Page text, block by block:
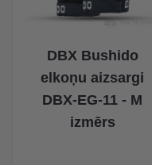
DBX Bushido
elkoņu aizsargi
DBX-EG-11 - M
izmērs